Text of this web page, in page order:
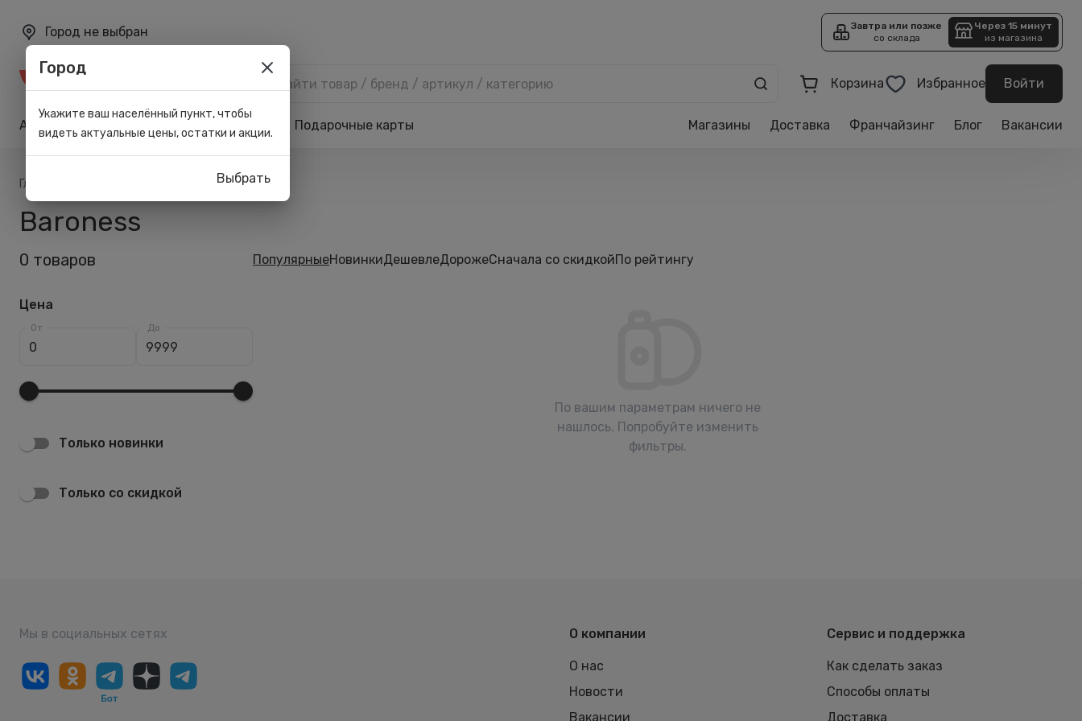
Город не выбран
Завтра или позже
со склада
Через 15 минут
из магазина
Корзина Избранное Войти
Акции Карта лояльности Подарочные карты Магазины Доставка Франчайзинг Блог Вакансии
Главная Baroness
Baroness
0 товаров
Цена
От До
Только новинки
Только со скидкой
ПопулярныеНовинкиДешевлеДорожеСначала со скидкойПо рейтингу
По вашим параметрам ничего не
нашлось. Попробуйте изменить
фильтры.
Мы в социальных сетях О компании
О нас
Новости
Вакансии
Сервис и поддержка
Как сделать заказ
Способы оплаты
Доставка
Город
Укажите ваш населённый пункт, чтобы
видеть актуальные цены, остатки и акции.
Выбрать